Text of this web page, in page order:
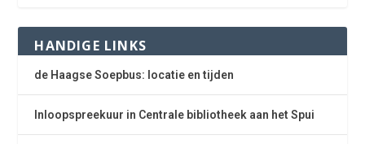
HANDIGE LINKS
de Haagse Soepbus: locatie en tijden
Inloopspreekuur in Centrale bibliotheek aan het Spui